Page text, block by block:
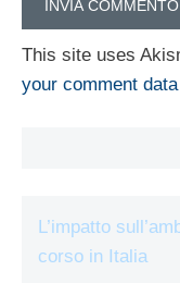
This site uses
your comment
L’impatto
corso in Italia